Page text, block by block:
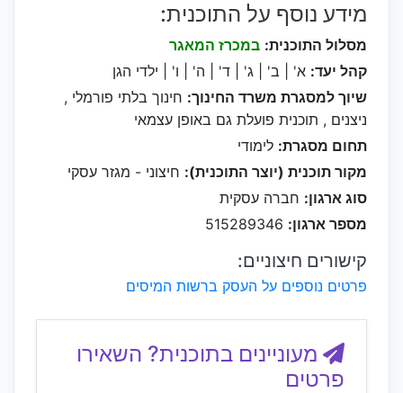
מידע נוסף על התוכנית:
מסלול התוכנית: במכרז המאגר
קהל יעד: א' | ב' | ג' | ד' | ה' | ו' | ילדי הגן
שיוך למסגרת משרד החינוך: חינוך בלתי פורמלי ,
ניצנים , תוכנית פועלת גם באופן עצמאי
תחום מסגרת: לימודי
מקור תוכנית (יוצר התוכנית): חיצוני - מגזר עסקי
סוג ארגון: חברה עסקית
מספר ארגון:
קישורים חיצוניים:
פרטים נוספים על העסק ברשות המיסים
מעוניינים בתוכנית? השאירו
פרטים